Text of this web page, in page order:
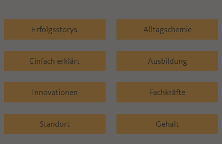
Erfolgsstorys Alltagschemie
Einfach erklärt Ausbildung
Innovationen Fachkräfte
Standort Gehalt